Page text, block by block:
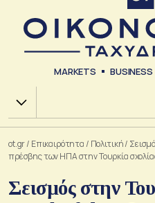
MARKETS BUSINESS
Χ.Α.
ot.gr/ Επικαιρότητα / Πολιτική/
πρέσβης των ΗΠΑ στην Τουρκία
Σεισμός στην